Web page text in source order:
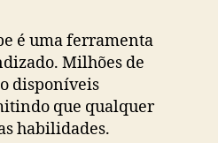
é uma ferramenta
Milhões de
disponíveis
que qualquer
habilidades.